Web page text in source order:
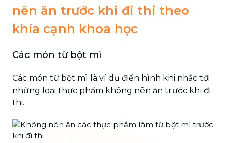
nên ăn trước khi đi thi theo
khía cạnh khoa học
Các món từ bột mì
Các món từ bột mì là ví dụ điển hình khi nhắc tới
những loại thực phẩm không nên ăn trước khi đi
thi.